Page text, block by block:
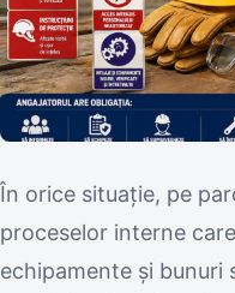
În orice situație, pe
proceselor interne
echipamente și bunuri